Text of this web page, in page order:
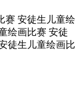
赛 安徒生儿童绘
绘画比赛 安徒
徒生儿童绘画比